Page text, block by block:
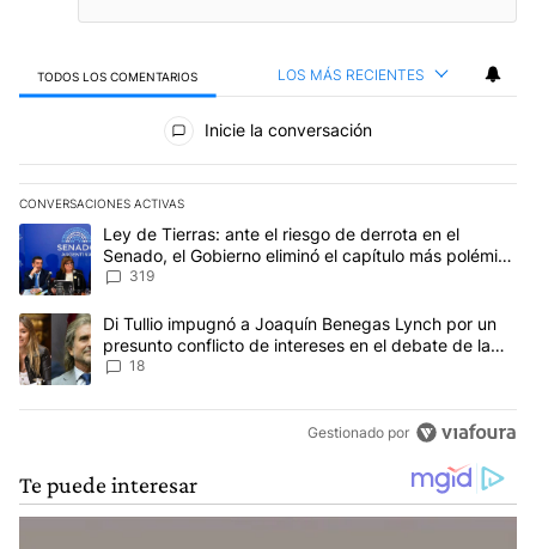
TODOS LOS COMENTARIOS LOS MÁS RECIENTES
Todos los comentarios
Inicie la conversación
CONVERSACIONES ACTIVAS
Este listado muestra los artículos con más comentarios en los
Un artículo de tendencia con el título "Ley de Tierras: ante el
Ley de Tierras: ante el riesgo de derrota en el
Senado, el Gobierno eliminó el capítulo más polémico
del proyecto
319
Un artículo de tendencia con el título "Di Tullio impugnó a
Di Tullio impugnó a Joaquín Benegas Lynch por un
presunto conflicto de intereses en el debate de la
Ley de Tierras
18
Gestionado por